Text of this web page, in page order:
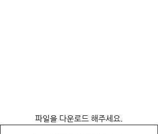
파일을 다운로드 해주세요.